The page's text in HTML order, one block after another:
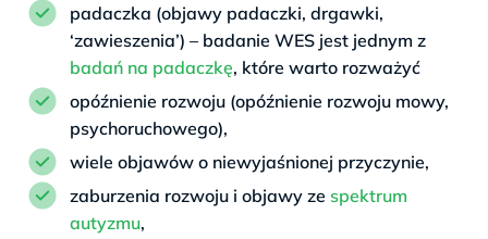
padaczka (objawy padaczki, drgawki,
‘zawieszenia’) – badanie WES jest jednym z
badań na padaczkę, które warto rozważyć
opóźnienie rozwoju (opóźnienie rozwoju mowy,
psychoruchowego),
wiele objawów o niewyjaśnionej przyczynie,
zaburzenia rozwoju i objawy ze spektrum
autyzmu,